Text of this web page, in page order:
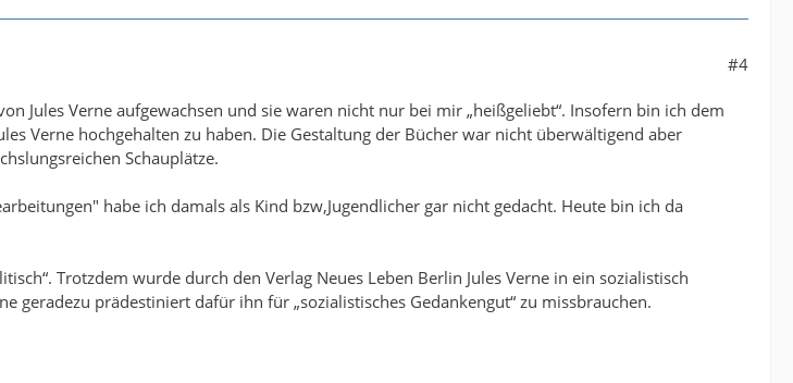
#4
Jules Verne aufgewachsen und sie waren nicht nur bei mir „heißgeliebt“. Insofern bin ich dem
Verne hochgehalten zu haben. Die Gestaltung der Bücher war nicht überwältigend aber
Schauplätze.
habe ich damals als Kind bzw,Jugendlicher gar nicht gedacht. Heute bin ich da
Trotzdem wurde durch den Verlag Neues Leben Berlin Jules Verne in ein sozialistisch
geradezu prädestiniert dafür ihn für „sozialistisches Gedankengut“ zu missbrauchen.